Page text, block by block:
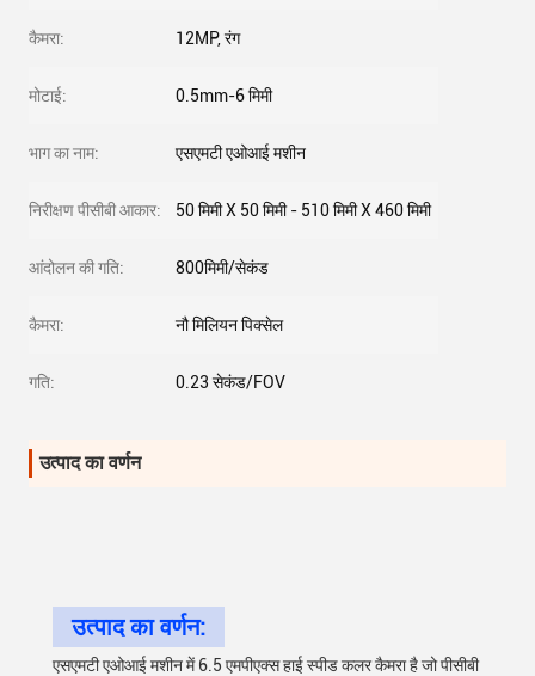
कैमरा: 12MP, रंग
मोटाई: 0.5mm-6 मिमी
भाग का नाम: एसएमटी एओआई मशीन
निरीक्षण पीसीबी आकार: 50 मिमी X 50 मिमी - 510 मिमी X 460 मिमी
आंदोलन की गति: 800मिमी/सेकंड
कैमरा: नौ मिलियन पिक्सेल
गति: 0.23 सेकंड/FOV
उत्पाद का वर्णन
उत्पाद का वर्णन:
एसएमटी एओआई मशीन में 6.5 एमपीएक्स हाई स्पीड कलर कैमरा है जो पीसीबी